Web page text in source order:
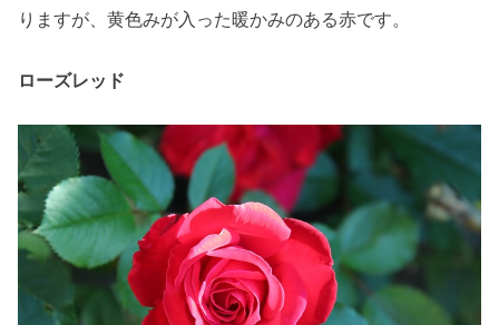
りますが、黄色みが入った暖かみのある赤です。
ローズレッド